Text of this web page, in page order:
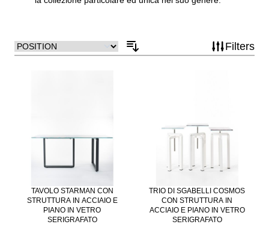
Filters
TAVOLO STARMAN CON
STRUTTURA IN ACCIAIO E
PIANO IN VETRO
SERIGRAFATO
TRIO DI SGABELLI COSMOS
CON STRUTTURA IN
ACCIAIO E PIANO IN VETRO
SERIGRAFATO